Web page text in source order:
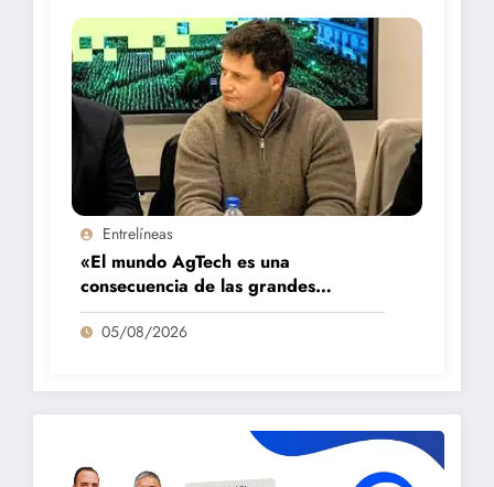
Entrelíneas
«El mundo AgTech es una
consecuencia de las grandes
fortalezas que tenemos en la región»
05/08/2026